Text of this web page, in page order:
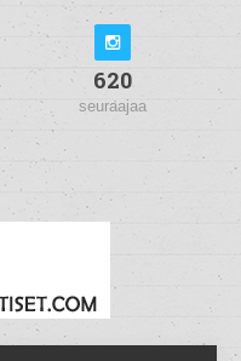
620
seuraajaa